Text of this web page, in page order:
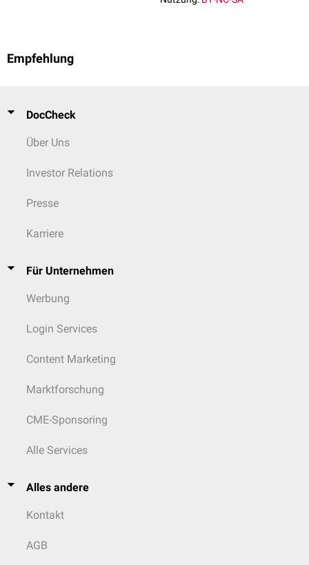
Empfehlung
DocCheck
Über Uns
Investor Relations
Presse
Karriere
Für Unternehmen
Werbung
Login Services
Content Marketing
Marktforschung
CME-Sponsoring
Alle Services
Alles andere
Kontakt
AGB